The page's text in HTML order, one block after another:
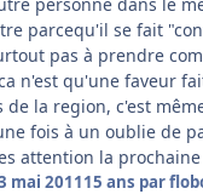
parcequ'il se fait
pas à prendre
n'est qu'une faveur
de la region, c'est
fois à un oublie de
attention la
mai 201115 ans par